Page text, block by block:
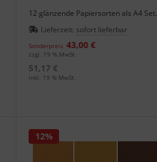
12 glänzende Papiersorten als A4 Set.
Lieferzeit: sofort lieferbar
Sonderpreis 43,00 €
zzgl. 19 % MwSt.
51,17 €
inkl. 19 % MwSt.
12%